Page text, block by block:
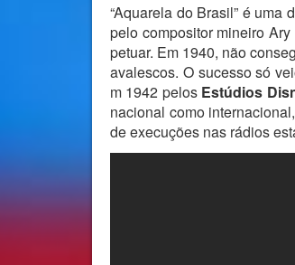
“Aquarela do Brasil” é uma
pelo compositor mineiro
petuar. Em 1940, não
avalescos. O sucesso só
m 1942 pelos Estúdios
nacional como
de execuções nas rádios